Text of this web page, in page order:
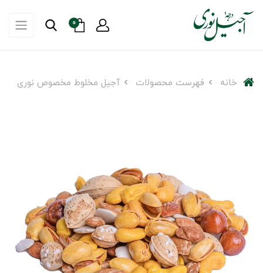
0
خانه فهرست محصولات آجیل مخلوط مخصوص نوری